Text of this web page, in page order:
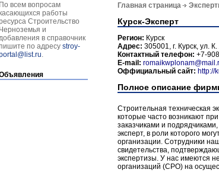
По всем вопросам
работы
Строительство
Черноземья и
в справочник
по адресу stroy-
.
Главная страница
Курск-Эксперт
Регион: Курск
Адрес: 305001, г. Курск, ул.
Контактный телефон: +7-
E-mail:
Оффициальный сайт: http://
Полное описание
Строительная техническая
которые часто возникают
заказчиками и
эксперт, в роли которого
организации. Сотрудники
свидетельства,
экспертизы. У нас имеются
организаций (СРО) на